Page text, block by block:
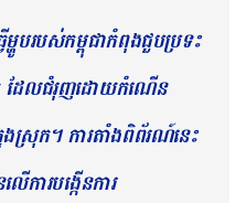
ហូបរបស់កម្ពុជាកំពុងជួបប្រទះ
ដែលជំរុញដោយកំណើន
ស្រុក។ ការតាំងពិព័រ​ណ៍​នេះ
ការបង្កើនការ